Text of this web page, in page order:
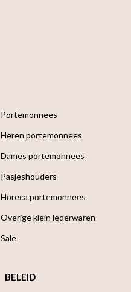
Portemonnees
Heren portemonnees
Dames portemonnees
Pasjeshouders
Horeca portemonnees
Overige klein lederwaren
Sale
BELEID